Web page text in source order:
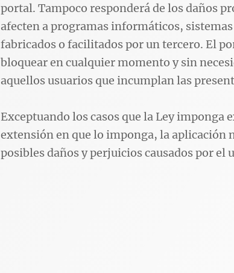
portal. Tampoco responderá de los daños
afecten a programas informáticos,
fabricados o facilitados por un tercero. El
bloquear en cualquier momento y sin
aquellos usuarios que incumplan las
Exceptuando los casos que la Ley
extensión en que lo imponga, la aplicación
posibles daños y perjuicios causados por